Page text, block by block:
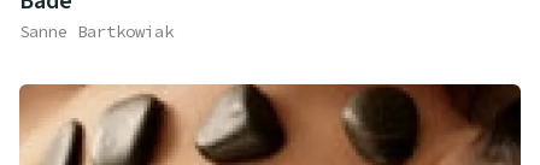
Sanne Bartkowiak